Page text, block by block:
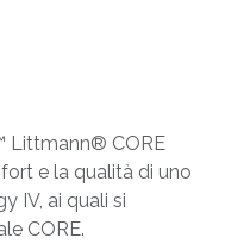
Littmann® CORE
e la qualità di uno
IV, ai quali si
CORE.